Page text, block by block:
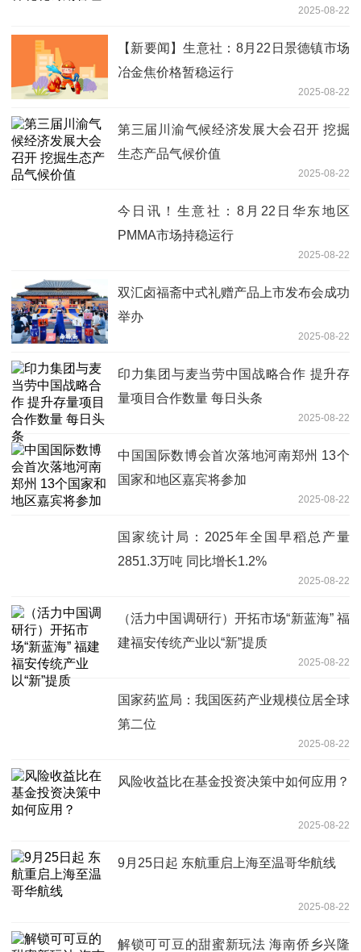
2025-08-22
【新要闻】生意社：8月22日景德镇市场
冶金焦价格暂稳运行
2025-08-22
第三届川渝气候经济发展大会召开 挖掘
生态产品气候价值
2025-08-22
今日讯！生意社：8月22日华东地区
PMMA市场持稳运行
2025-08-22
双汇卤福斋中式礼赠产品上市发布会成功
举办
2025-08-22
印力集团与麦当劳中国战略合作 提升存
量项目合作数量 每日头条
2025-08-22
中国国际数博会首次落地河南郑州 13个
国家和地区嘉宾将参加
2025-08-22
国家统计局：2025年全国早稻总产量
2851.3万吨 同比增长1.2%
2025-08-22
（活力中国调研行）开拓市场“新蓝海” 福
建福安传统产业以“新”提质
2025-08-22
国家药监局：我国医药产业规模位居全球
第二位
2025-08-22
风险收益比在基金投资决策中如何应用？
2025-08-22
9月25日起 东航重启上海至温哥华航线
2025-08-22
解锁可可豆的甜蜜新玩法 海南侨乡兴隆